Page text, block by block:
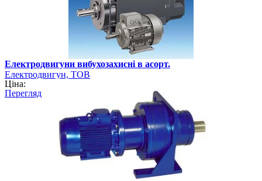
Електродвигуни вибухозахисні в асорт.
Електродвигун, ТОВ
Ціна:
Перегляд